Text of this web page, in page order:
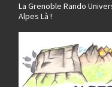
La Grenoble Rando
Alpes Là !